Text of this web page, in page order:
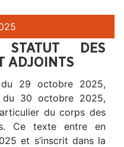
STATUT DES
ADJOINTS
29 octobre 2025,
30 octobre 2025,
du corps des
Ce texte entre en
et s’inscrit dans la